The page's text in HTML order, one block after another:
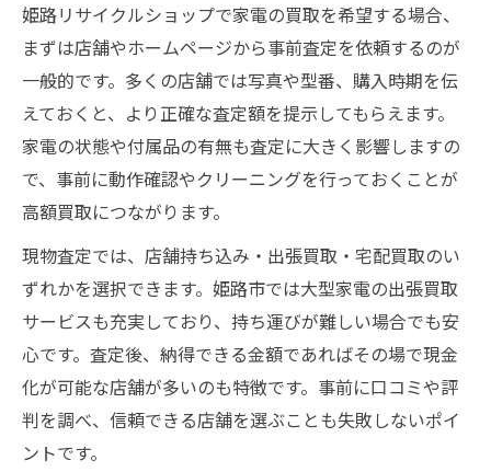
姫路リサイクルショップで家電の買取を希望する場合、
まずは店舗やホームページから事前査定を依頼するのが
一般的です。多くの店舗では写真や型番、購入時期を伝
えておくと、より正確な査定額を提示してもらえます。
家電の状態や付属品の有無も査定に大きく影響しますの
で、事前に動作確認やクリーニングを行っておくことが
高額買取につながります。
現物査定では、店舗持ち込み・出張買取・宅配買取のい
ずれかを選択できます。姫路市では大型家電の出張買取
サービスも充実しており、持ち運びが難しい場合でも安
心です。査定後、納得できる金額であればその場で現金
化が可能な店舗が多いのも特徴です。事前に口コミや評
判を調べ、信頼できる店舗を選ぶことも失敗しないポイ
ントです。